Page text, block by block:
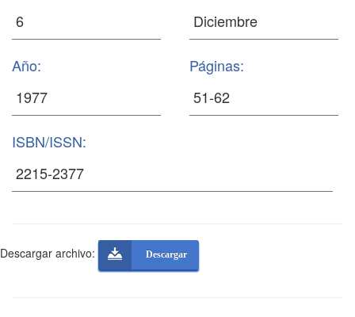
Año: Páginas:
ISBN/ISSN:
Descargar archivo: Descargar